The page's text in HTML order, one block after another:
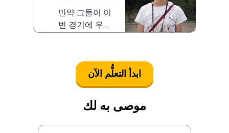
만약 그들이 이
번 경기에 우승
ابدأ التعلُّم الآن
موصى به لك